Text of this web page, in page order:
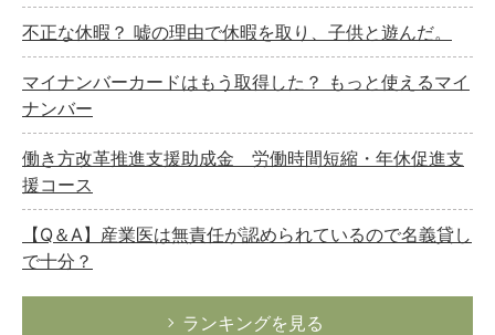
不正な休暇？ 嘘の理由で休暇を取り、子供と遊んだ。
マイナンバーカードはもう取得した？ もっと使えるマイ
ナンバー
働き方改革推進支援助成金 労働時間短縮・年休促進支
援コース
【Q＆A】産業医は無責任が認められているので名義貸し
で十分？
ランキングを見る